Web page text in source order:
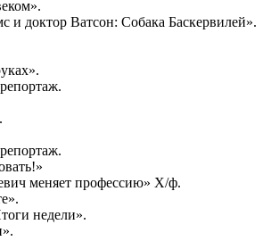
и доктор Ватсон: Собака Баскервилей».
меняет профессию» Х/ф.
недели».